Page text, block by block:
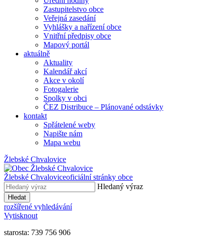
Zastupitelstvo obce
Veřejná zasedání
Vyhlášky a nařízení obce
Vnitřní předpisy obce
Mapový portál
aktuálně
Aktuality
Kalendář akcí
Akce v okolí
Fotogalerie
Spolky v obci
ČEZ Distribuce – Plánované odstávky
kontakt
Spřátelené weby
Napište nám
Mapa webu
Žlebské Chvalovice
Žlebské Chvaloviceoficiální stránky obce
Hledaný výraz
Hledat
rozšířené vyhledávání
Vytisknout
starosta: 739 756 906